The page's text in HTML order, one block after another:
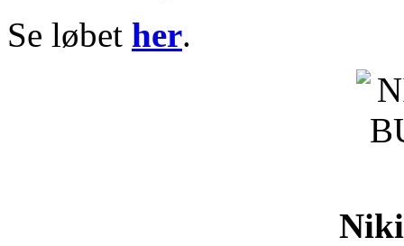
Se løbet her.